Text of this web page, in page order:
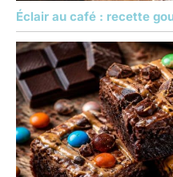
Éclair au café : recette